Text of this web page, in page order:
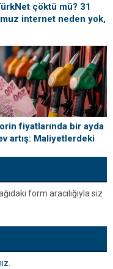
çöktü mü? 31
internet neden yok,
fiyatlarında bir ayda
artış: Maliyetlerdeki
form aracılığıyla siz
.